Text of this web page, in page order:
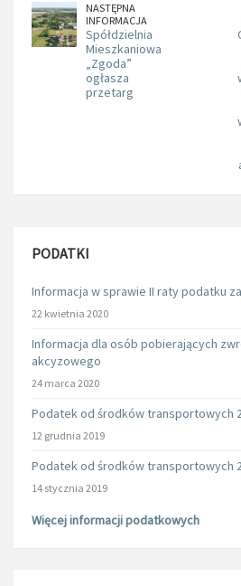
NASTĘPNA
INFORMACJA
Spółdzielnia
Mieszkaniowa
„Zgoda”
ogłasza
przetarg
PODATKI
Informacja w sprawie II raty podatku
22 kwietnia 2020
Informacja dla osób pobierających
akcyzowego
24 marca 2020
Podatek od środków transportowych
12 grudnia 2019
Podatek od środków transportowych
14 stycznia 2019
Więcej informacji podatkowych